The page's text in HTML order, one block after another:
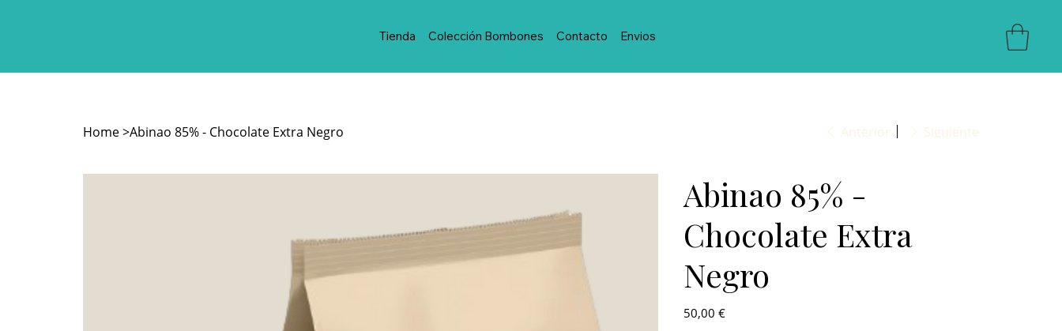
Tienda Colección Bombones Contacto Envios
Home>Abinao 85% - Chocolate Extra Negro Anterior Siguiente
Abinao 85% -
Chocolate Extra
Negro
Precio
50,00 €